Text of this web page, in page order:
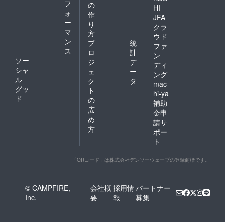
フ
ォ
ー
マ
ン
ス
ソー
シャ
ル
グッ
ド
の
作
り
方
プ
ロ
ジ
ェ
ク
ト
の
広
め
方
統
計
デ
ー
タ
HI
JFA
クラ
ウド
ファ
ン
ディ
ング
mac
hi-ya
補助
金申
請サ
ポー
ト
「QRコード」は株式会社デンソーウェーブの登録商標です。
© CAMPFIRE,
Inc.
会社概
要
採用情
報
パートナー
募集